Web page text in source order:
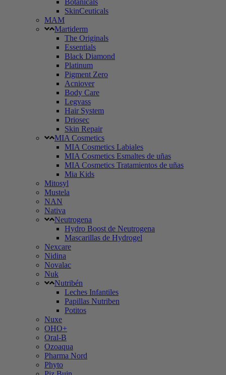
Botanicals
SkinCeuticals
MAM
Martiderm
The Originals
Essentials
Black Diamond
Platinum
Pigment Zero
Acniover
Body Care
Legvass
Hair System
Driosec
Skin Repair
MIA Cosmetics
MIA Cosmetics Labiales
MIA Cosmetics Esmaltes de uñas
MIA Cosmetics Tratamientos de uñas
Mia Kids
Mitosyl
Mustela
NAN
Nativa
Neutrogena
Hydro Boost de Neutrogena
Mascarillas de Hydrogel
Nexcare
Nidina
Novalac
Nuk
Nutribén
Leches Infantiles
Papillas Nutriben
Potitos
Nuxe
OHO+
Oral-B
Ozoaqua
Pharma Nord
Phyto